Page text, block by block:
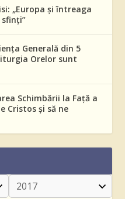
„Europa și întreaga
Generală din 5
Orelor sunt
Schimbării la Față a
Cristos și să ne